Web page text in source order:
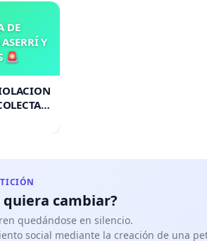
DE
Y
🚨
quiera cambiar?
quedándose en silencio.
social mediante la creación de una